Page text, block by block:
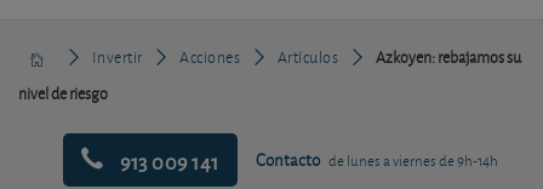
Invertir Acciones Artículos
Azkoyen: rebajamos su
nivel de riesgo
913 009 141 Contacto de lunes a viernes de 9h-14h